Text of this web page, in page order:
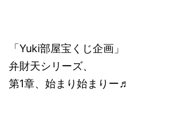
「Yuki部屋宝くじ企画」
弁財天シリーズ、
第1章、始まり始まりー♬